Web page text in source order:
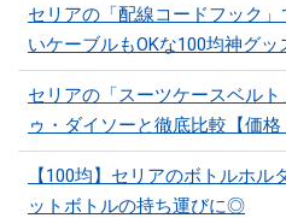
セリアの「配線コードフック
いケーブルもOKな100均神グッ
セリアの「スーツケースベル
ゥ・ダイソーと徹底比較【価格
【100均】セリアのボトルホ
ットボトルの持ち運びに◎